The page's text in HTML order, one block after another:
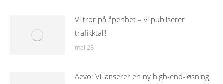
Vi tror på åpenhet – vi publiserer
trafikktall!
mai 25
Aevo: Vi lanserer en ny high-end-løsning